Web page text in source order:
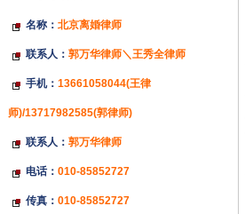
名称： 北京离婚律师
联系人： 郭万华律师＼王秀全律师
手机： 13661058044(王律
师)/13717982585(郭律师)
联系人： 郭万华律师
电话： 010-85852727
传真： 010-85852727